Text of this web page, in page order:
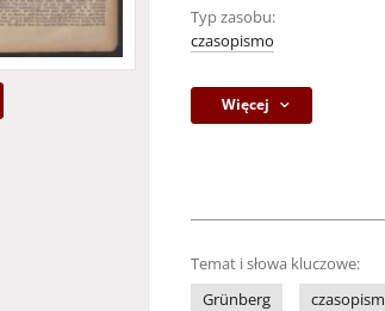
Typ zasobu:
czasopismo
Więcej
Temat i słowa kluczowe:
Grünberg